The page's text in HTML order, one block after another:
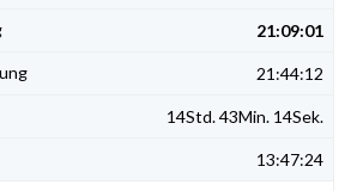
21:09:01
21:44:12
14Std. 43Min. 14Sek.
13:47:24